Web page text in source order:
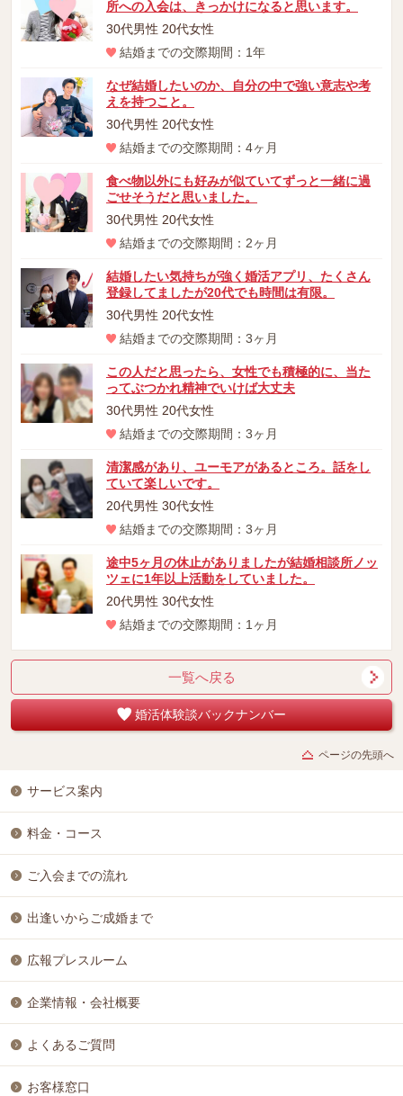
所への入会は、きっかけになると思います。
30代男性 20代女性
結婚までの交際期間：1年
なぜ結婚したいのか、自分の中で強い意志や考
えを持つこと。
30代男性 20代女性
結婚までの交際期間：4ヶ月
食べ物以外にも好みが似ていてずっと一緒に過
ごせそうだと思いました。
30代男性 20代女性
結婚までの交際期間：2ヶ月
結婚したい気持ちが強く婚活アプリ、たくさん
登録してましたが20代でも時間は有限。
30代男性 20代女性
結婚までの交際期間：3ヶ月
この人だと思ったら、女性でも積極的に、当た
ってぶつかれ精神でいけば大丈夫
30代男性 20代女性
結婚までの交際期間：3ヶ月
清潔感があり、ユーモアがあるところ。話をし
ていて楽しいです。
20代男性 30代女性
結婚までの交際期間：3ヶ月
途中5ヶ月の休止がありましたが結婚相談所ノッ
ツェに1年以上活動をしていました。
20代男性 30代女性
結婚までの交際期間：1ヶ月
一覧へ戻る
婚活体験談バックナンバー
ページの先頭へ
サービス案内
料金・コース
ご入会までの流れ
出逢いからご成婚まで
広報プレスルーム
企業情報・会社概要
よくあるご質問
お客様窓口